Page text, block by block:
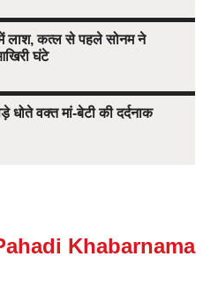
में लाश, कत्ल से पहले सोनम ने
घंटे
वक्त मां-बेटी की दर्दनाक
Khabarnama